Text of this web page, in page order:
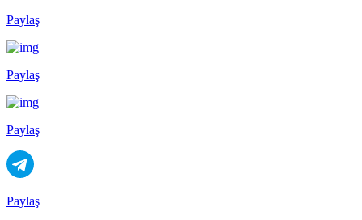
Paylaş
Paylaş
Paylaş
Paylaş